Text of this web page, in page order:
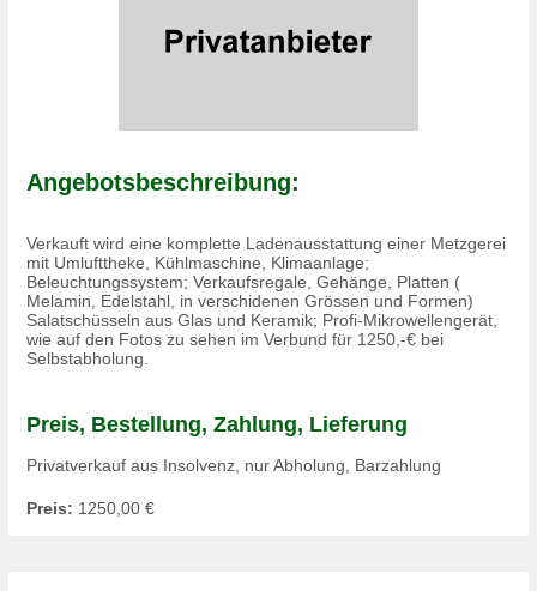
Angebotsbeschreibung:
Verkauft wird eine komplette Ladenausstattung einer Metzgerei
mit Umlufttheke, Kühlmaschine, Klimaanlage;
Beleuchtungssystem; Verkaufsregale, Gehänge, Platten (
Melamin, Edelstahl, in verschidenen Grössen und Formen)
Salatschüsseln aus Glas und Keramik; Profi-Mikrowellengerät,
wie auf den Fotos zu sehen im Verbund für 1250,-€ bei
Selbstabholung.
Preis, Bestellung, Zahlung, Lieferung
Privatverkauf aus Insolvenz, nur Abholung, Barzahlung
Preis: 1250,00 €